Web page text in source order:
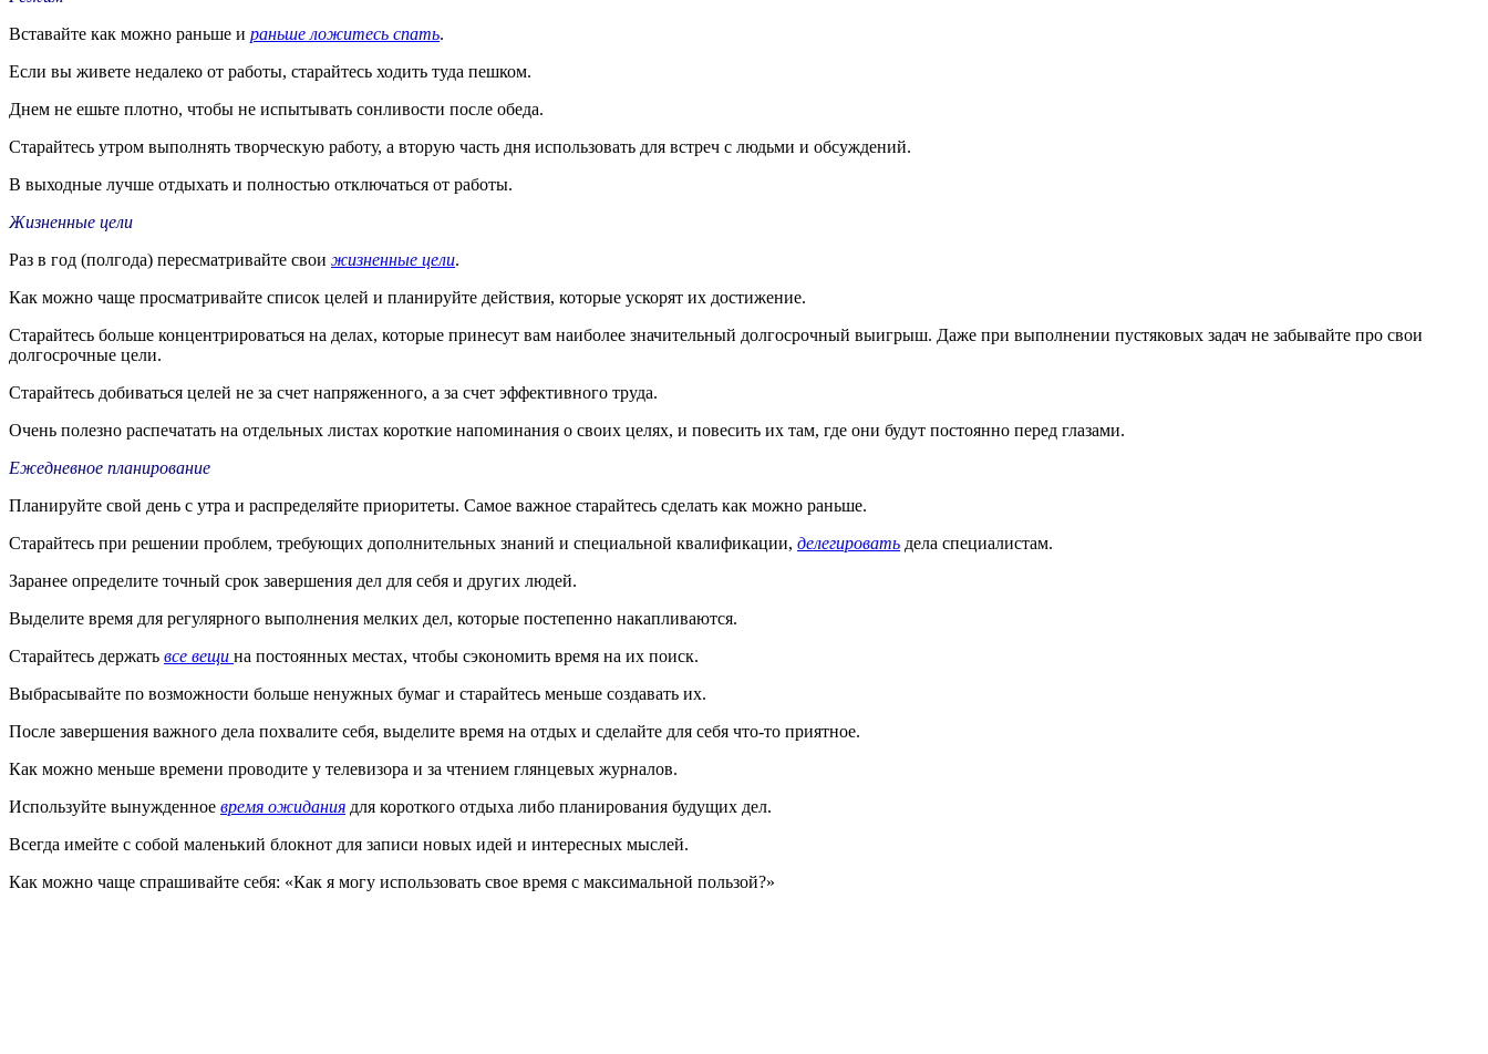
Вставайте как можно раньше и раньше ложитесь спать.
Если вы живете недалеко от работы, старайтесь ходить туда пешком.
Днем не ешьте плотно, чтобы не испытывать сонливости после обеда.
Старайтесь утром выполнять творческую работу, а вторую часть дня использовать для встреч с людьми и обсуждений.
В выходные лучше отдыхать и полностью отключаться от работы.
Жизненные цели
Раз в год (полгода) пересматривайте свои жизненные цели.
Как можно чаще просматривайте список целей и планируйте действия, которые ускорят их достижение.
Старайтесь больше концентрироваться на делах, которые принесут вам наиболее значительный долгосрочный выигрыш. Даже при выполнении пустяковых задач не забывайте про свои
долгосрочные цели.
Старайтесь добиваться целей не за счет напряженного, а за счет эффективного труда.
Очень полезно распечатать на отдельных листах короткие напоминания о своих целях, и повесить их там, где они будут постоянно перед глазами.
Ежедневное планирование
Планируйте свой день с утра и распределяйте приоритеты. Самое важное старайтесь сделать как можно раньше.
Старайтесь при решении проблем, требующих дополнительных знаний и специальной квалификации, делегировать дела специалистам.
Заранее определите точный срок завершения дел для себя и других людей.
Выделите время для регулярного выполнения мелких дел, которые постепенно накапливаются.
Старайтесь держать все вещи на постоянных местах, чтобы сэкономить время на их поиск.
Выбрасывайте по возможности больше ненужных бумаг и старайтесь меньше создавать их.
После завершения важного дела похвалите себя, выделите время на отдых и сделайте для себя что-то приятное.
Как можно меньше времени проводите у телевизора и за чтением глянцевых журналов.
Используйте вынужденное время ожидания для короткого отдыха либо планирования будущих дел.
Всегда имейте с собой маленький блокнот для записи новых идей и интересных мыслей.
Как можно чаще спрашивайте себя: «Как я могу использовать свое время с максимальной пользой?»